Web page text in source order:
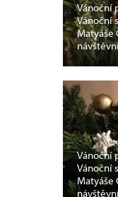
Vánoční
Vánoční
Matyáše
Vánoční
Vánoční
Matyáše